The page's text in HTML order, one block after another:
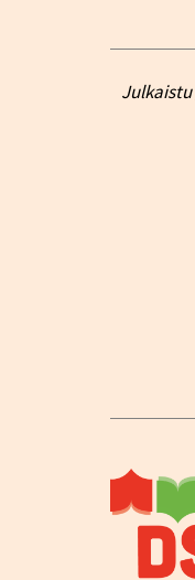
Julkaistu